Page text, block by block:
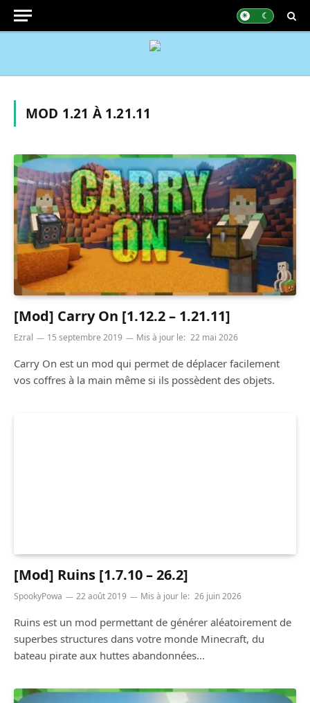
MOD 1.21 À 1.21.11
[Mod] Carry On [1.12.2 – 1.21.11]
Ezral 15 septembre 2019 Mis à jour le: 22 mai 2026
Carry On est un mod qui permet de déplacer facilement
vos coffres à la main même si ils possèdent des objets.
[Mod] Ruins [1.7.10 – 26.2]
SpookyPowa 22 août 2019 Mis à jour le: 26 juin 2026
Ruins est un mod permettant de générer aléatoirement de
superbes structures dans votre monde Minecraft, du
bateau pirate aux huttes abandonnées…